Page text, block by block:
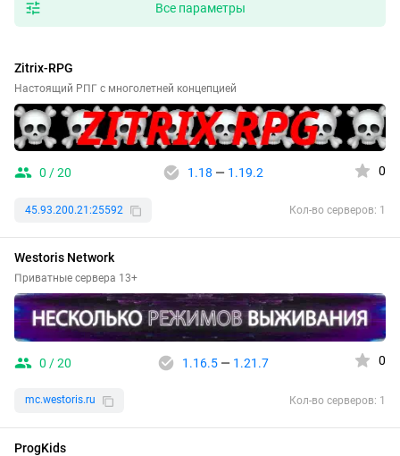
Все параметры
Zitrix-RPG
Настоящий РПГ с многолетней концепцией
0 / 20 1.18 — 1.19.2 0
45.93.200.21:25592 Кол-во серверов: 1
Westoris Network
Приватные сервера 13+
0 / 20 1.16.5— 1.21.7 0
mc.westoris.ru Кол-во серверов: 1
ProgKids